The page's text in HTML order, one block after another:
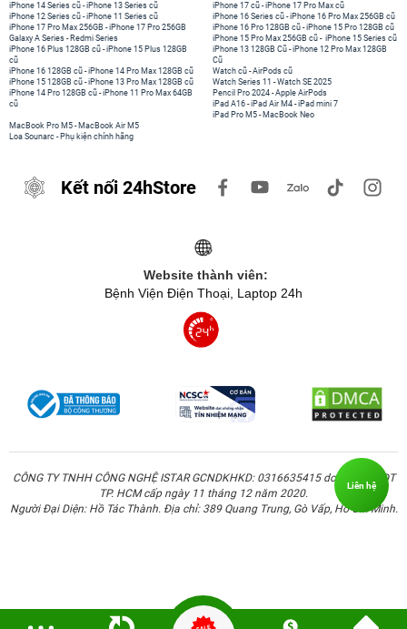
iPhone 14 Series cũ -iPhone 13 Series cũ
iPhone 12 Series cũ -iPhone 11 Series cũ
iPhone 17 Pro Max 256GB -iPhone 17 Pro 256GB
Galaxy A Series - Redmi Series
iPhone 17 cũ -iPhone 17 Pro Max cũ
iPhone 16 Series cũ - iPhone 16 Pro Max 256GB cũ
iPhone 16 Pro 128GB cũ -iPhone 15 Pro 128GB cũ
iPhone 15 Pro Max 256GB cũ - iPhone 15 Series cũ
iPhone 16 Plus 128GB cũ -iPhone 15 Plus 128GB
cũ
iPhone 16 128GB cũ -iPhone 14 Pro Max 128GB cũ
iPhone 15 128GB cũ -iPhone 13 Pro Max 128GB cũ
iPhone 14 Pro 128GB cũ -iPhone 11 Pro Max 64GB
cũ
iPhone 13 128GB Cũ -iPhone 12 Pro Max 128GB
Cũ
Watch cũ -AirPods cũ
Watch Series 11 -Watch SE 2025
Pencil Pro 2024 -Apple AirPods
iPad A16 -iPad Air M4 -iPad mini 7
iPad Pro M5 - MacBook Neo
MacBook Pro M5 - MacBook Air M5
Loa Sounarc - Phụ kiện chính hãng
Kết nối 24hStore
Website thành viên:
Bệnh Viện Điện Thoại, Laptop 24h
CÔNG TY TNHH CÔNG NGHỆ ISTAR GCNDKHKD: 0316635415 do Sở KH & ĐT
TP. HCM cấp ngày 11 tháng 12 năm 2020.
Người Đại Diện: Hồ Tác Thành. Địa chỉ: 389 Quang Trung, Gò Vấp, Hồ Chí Minh.
Liên hệ